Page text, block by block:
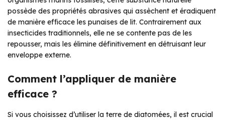
possède des propriétés abrasives qui assèchent et éradiquent
de manière efficace les punaises de lit. Contrairement aux
insecticides traditionnels, elle ne se contente pas de les
repousser, mais les élimine définitivement en détruisant leur
enveloppe externe.
Comment l’appliquer de manière
efficace ?
Si vous choisissez d’utiliser la terre de diatomées, il est crucial